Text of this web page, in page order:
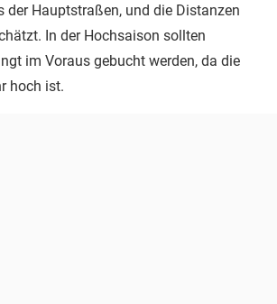
der Hauptstraßen, und die Distanzen
In der Hochsaison sollten
im Voraus gebucht werden, da die
hoch ist.